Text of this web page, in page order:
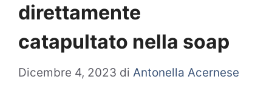
direttamente
catapultato nella soap
Dicembre 4, 2023 di Antonella Acernese